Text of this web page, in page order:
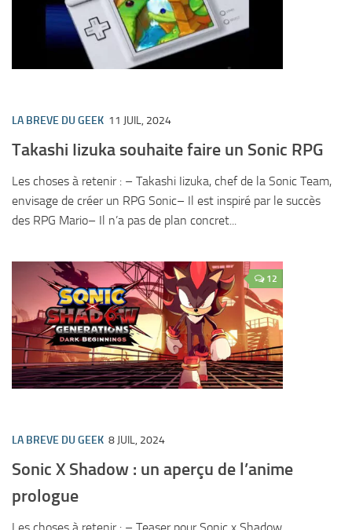
LA BREVE DU GEEK 11 JUIL, 2024
Takashi Iizuka souhaite faire un Sonic RPG
Les choses à retenir : – Takashi Iizuka, chef de la Sonic Team,
envisage de créer un RPG Sonic– Il est inspiré par le succès
des RPG Mario– Il n’a pas de plan concret...
12
LA BREVE DU GEEK 8 JUIL, 2024
Sonic X Shadow : un aperçu de l’anime
prologue